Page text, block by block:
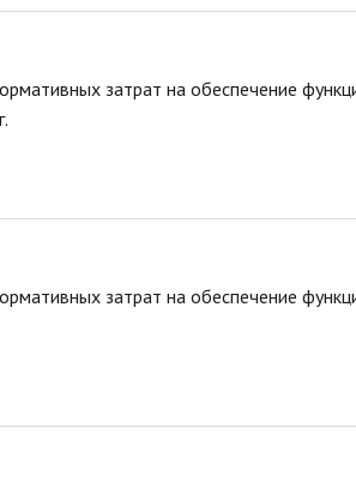
затрат на обеспечение
затрат на обеспечение